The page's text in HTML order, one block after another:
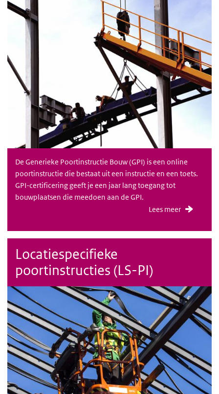
De Generieke Poortinstructie Bouw (GPI) is een online
poortinstructie die bestaat uit een instructie en een toets.
GPI-certificering geeft je een jaar lang toegang tot
bouwplaatsen die meedoen aan de GPI.
Lees meer
Locatiespecifieke
poortinstructies (LS-PI)